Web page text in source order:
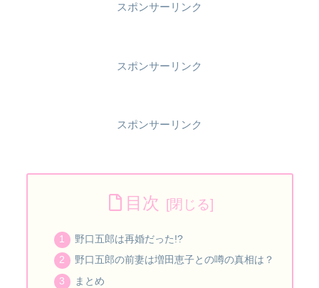
スポンサーリンク
スポンサーリンク
スポンサーリンク
目次
野口五郎は再婚だった!?
野口五郎の前妻は増田恵子との噂の真相は？
まとめ